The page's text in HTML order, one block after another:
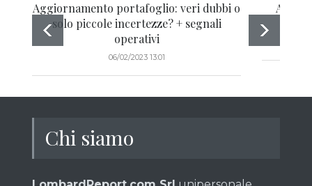
Aggiornamento portafoglio: veri dubbi o
solo piccole incertezze? + segnali
operativi
06/02/2023 13:01
Chi siamo